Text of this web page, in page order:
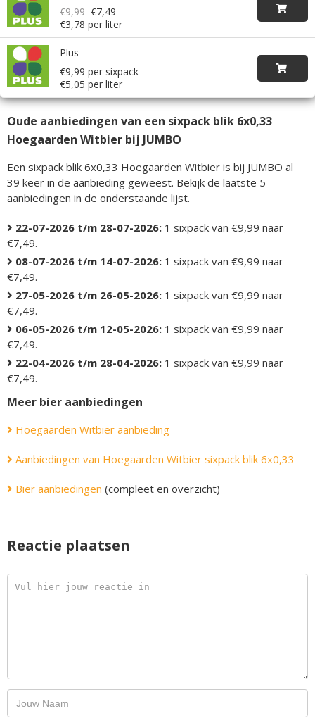
€9,99 €7,49
€3,78 per liter
Plus
€9,99 per sixpack
€5,05 per liter
Oude aanbiedingen van een sixpack blik 6x0,33
Hoegaarden Witbier bij JUMBO
Een sixpack blik 6x0,33 Hoegaarden Witbier is bij JUMBO al
39 keer in de aanbieding geweest. Bekijk de laatste 5
aanbiedingen in de onderstaande lijst.
22-07-2026 t/m 28-07-2026: 1 sixpack van €9,99 naar
€7,49.
08-07-2026 t/m 14-07-2026: 1 sixpack van €9,99 naar
€7,49.
27-05-2026 t/m 26-05-2026: 1 sixpack van €9,99 naar
€7,49.
06-05-2026 t/m 12-05-2026: 1 sixpack van €9,99 naar
€7,49.
22-04-2026 t/m 28-04-2026: 1 sixpack van €9,99 naar
€7,49.
Meer bier aanbiedingen
Hoegaarden Witbier aanbieding
Aanbiedingen van Hoegaarden Witbier sixpack blik 6x0,33
Bier aanbiedingen (compleet en overzicht)
Reactie plaatsen